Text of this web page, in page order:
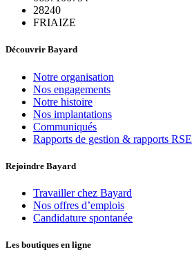
28240
FRIAIZE
Découvrir Bayard
Notre organisation
Nos engagements
Notre histoire
Nos implantations
Communiqués
Rapports de gestion & rapports RSE
Rejoindre Bayard
Travailler chez Bayard
Nos offres d’emplois
Candidature spontanée
Les boutiques en ligne